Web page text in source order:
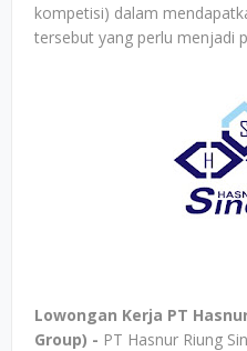
kompetisi) dalam
tersebut yang perlu menjadi
Lowongan Kerja PT
Group) - PT Hasnur Riung